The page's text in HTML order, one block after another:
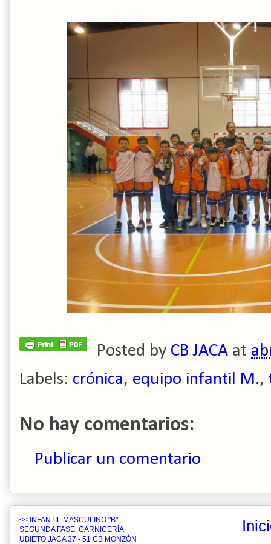
Posted by CB JACA at
Labels: crónica, equipo infantil M.,
No hay comentarios:
Publicar un comentario
<< INFANTIL MASCULINO "B"-
SEGUNDA FASE: CARNICERÍA
UBIETO JACA 37 - 51 CB MONZÓN